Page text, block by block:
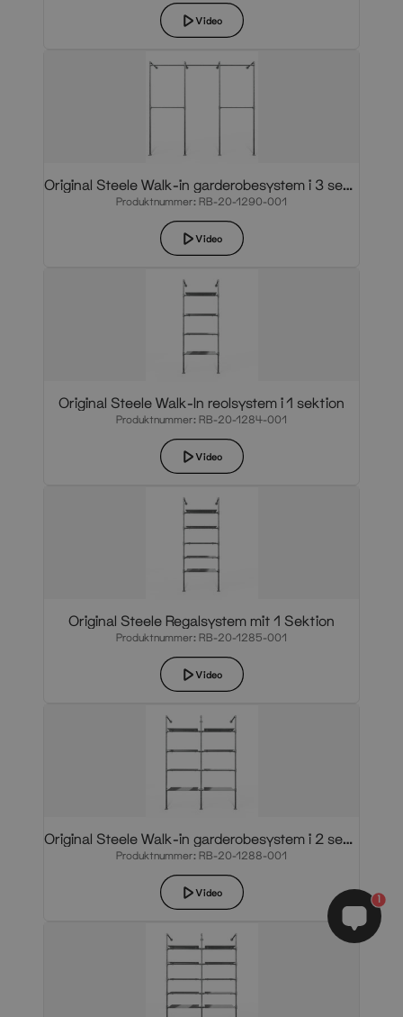
Video
Original Steele Walk-in garderobesystem i 3 sektioner
Produktnummer: RB-20-1290-001
Video
Original Steele Walk-In reolsystem i 1 sektion
Produktnummer: RB-20-1284-001
Video
Original Steele Regalsystem mit 1 Sektion
Produktnummer: RB-20-1285-001
Video
Original Steele Walk-in garderobesystem i 2 sektioner
Produktnummer: RB-20-1288-001
Video 1